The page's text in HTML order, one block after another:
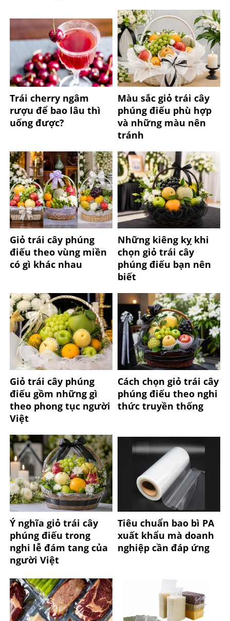
Trái cherry ngâm
rượu để bao lâu thì
uống được?
Màu sắc giỏ trái cây
phúng điếu phù hợp
và những màu nên
tránh
Giỏ trái cây phúng
điếu theo vùng miền
có gì khác nhau
Những kiêng kỵ khi
chọn giỏ trái cây
phúng điếu bạn nên
biết
Giỏ trái cây phúng
điếu gồm những gì
theo phong tục người
Việt
Cách chọn giỏ trái cây
phúng điếu theo nghi
thức truyền thống
Ý nghĩa giỏ trái cây
phúng điếu trong
nghi lễ đám tang của
người Việt
Tiêu chuẩn bao bì PA
xuất khẩu mà doanh
nghiệp cần đáp ứng